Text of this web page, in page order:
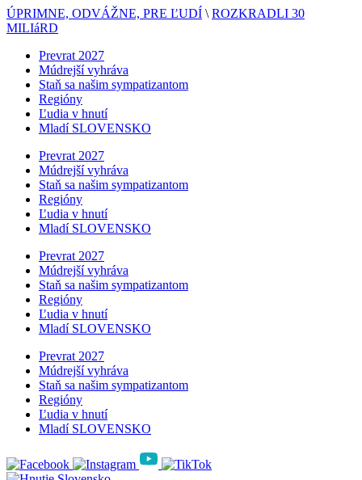
ÚPRIMNE, ODVÁŽNE, PRE ĽUDÍ \ ROZKRADLI 30
MILIáRD
Prevrat 2027
Múdrejší vyhráva
Staň sa našim sympatizantom
Regióny
Ľudia v hnutí
Mladí SLOVENSKO
Prevrat 2027
Múdrejší vyhráva
Staň sa našim sympatizantom
Regióny
Ľudia v hnutí
Mladí SLOVENSKO
Prevrat 2027
Múdrejší vyhráva
Staň sa našim sympatizantom
Regióny
Ľudia v hnutí
Mladí SLOVENSKO
Prevrat 2027
Múdrejší vyhráva
Staň sa našim sympatizantom
Regióny
Ľudia v hnutí
Mladí SLOVENSKO